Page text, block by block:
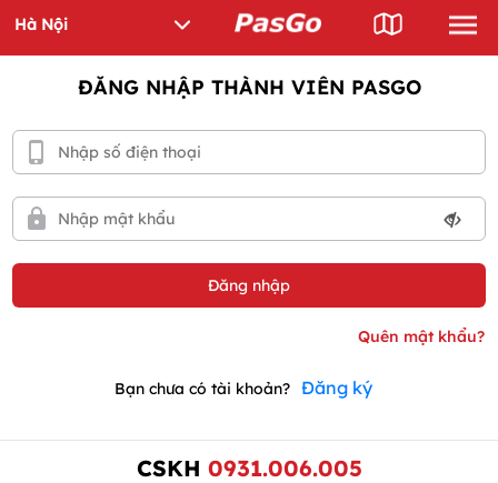
ĐĂNG NHẬP THÀNH VIÊN PASGO
Bạn chưa có tài khoản? Đăng ký
CSKH 0931.006.005